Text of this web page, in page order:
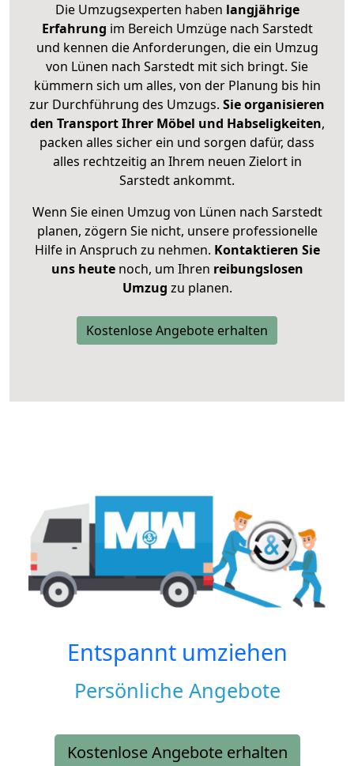
Die Umzugsexperten haben langjährige
Erfahrung im Bereich Umzüge nach Sarstedt
und kennen die Anforderungen, die ein Umzug
von Lünen nach Sarstedt mit sich bringt. Sie
kümmern sich um alles, von der Planung bis hin
zur Durchführung des Umzugs. Sie organisieren
den Transport Ihrer Möbel und Habseligkeiten,
packen alles sicher ein und sorgen dafür, dass
alles rechtzeitig an Ihrem neuen Zielort in
Sarstedt ankommt.
Wenn Sie einen Umzug von Lünen nach Sarstedt
planen, zögern Sie nicht, unsere professionelle
Hilfe in Anspruch zu nehmen. Kontaktieren Sie
uns heutenoch, um Ihren reibungslosen
Umzug zu planen.
Kostenlose Angebote erhalten
Entspannt umziehen
Persönliche Angebote
Kostenlose Angebote erhalten